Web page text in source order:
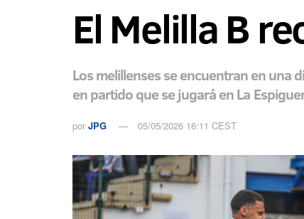
El Melilla B
Los melillenses se encuentran en una
en partido que se jugará en La
por JPG 05/05/2026 16:11 CEST